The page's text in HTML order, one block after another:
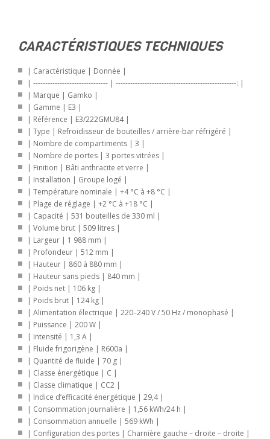
CARACTÉRISTIQUES TECHNIQUES
| Caractéristique | Donnée |
| ------------------------------- | --------------------------------------------------: |
| Marque | Gamko |
| Gamme | E3 |
| Référence | E3/222GMU84 |
| Type | Refroidisseur de bouteilles / arrière-bar réfrigéré |
| Nombre de compartiments | 3 |
| Nombre de portes | 3 portes vitrées |
| Finition | Bâti anthracite et verre |
| Installation | Groupe logé |
| Température nominale | +4 °C à +8 °C |
| Plage de réglage | +2 °C à +18 °C |
| Capacité | 531 bouteilles de 330 ml |
| Volume brut | 509 litres |
| Largeur | 1 988 mm |
| Profondeur | 512 mm |
| Hauteur | 860 à 880 mm |
| Hauteur sans pieds | 840 mm |
| Poids net | 106 kg |
| Poids brut | 124 kg |
| Alimentation électrique | 220–240 V / 50 Hz / monophasé |
| Puissance | 200 W |
| Intensité | 1,3 A |
| Fluide frigorigène | R600a |
| Quantité de fluide | 70 g |
| Classe énergétique | C |
| Classe climatique | CC2 |
| Indice d’efficacité énergétique | 29,4 |
| Consommation journalière | 1,56 kWh/24 h |
| Consommation annuelle | 569 kWh |
| Configuration des portes | Charnière gauche – droite – droite |